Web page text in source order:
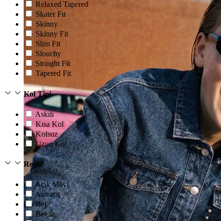
Relaxed Tapered
Skater Fıt
Skinny
Skinny Fit
Slim Fit
Slouchy
Straıght Fit
Tapered Fit
Kol Tipi
Askılı
Kısa Kol
Kolsuz
Uzun Kol
Renk
Açık Mavi
Antrasit
Bej
Beyaz